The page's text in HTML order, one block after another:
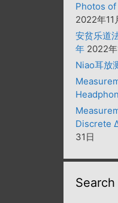
Photos
2022年11
安贫乐道
年 2022
Niao耳放
Discrete
31日
Search